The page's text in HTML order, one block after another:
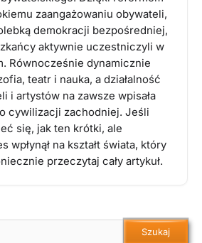
zaangażowaniu obywateli,
demokracji bezpośredniej,
aktywnie uczestniczyli w
Równocześnie dynamicznie
teatr i nauka, a działalność
i artystów na zawsze wpisała
cywilizacji zachodniej. Jeśli
się, jak ten krótki, ale
wpłynął na kształt świata, który
przeczytaj cały artykuł.
Szukaj